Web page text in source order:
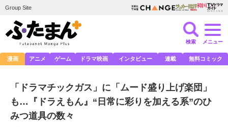
Group Site
検索 メニュー
漫画 アニメ ゲーム ドラマ映画 インタビュー 連載 無料コミック
「ドラマチックガス」に「ムード盛り上げ楽団」
も…『ドラえもん』“日常に彩りを加える系”のひ
みつ道具の数々